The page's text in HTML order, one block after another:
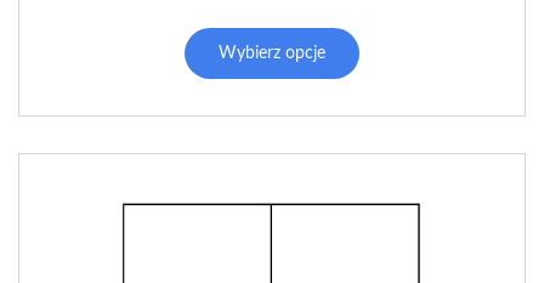
Wybierz opcje
produkt
wybrać